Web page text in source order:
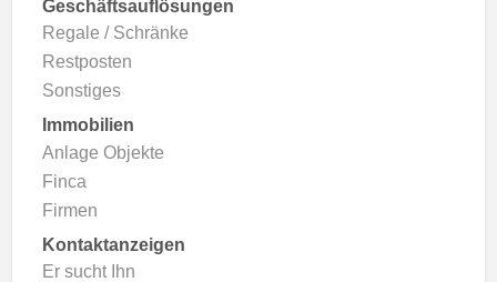
Geschäftsauflösungen
Regale / Schränke
Restposten
Sonstiges
Immobilien
Anlage Objekte
Finca
Firmen
Kontaktanzeigen
Er sucht Ihn